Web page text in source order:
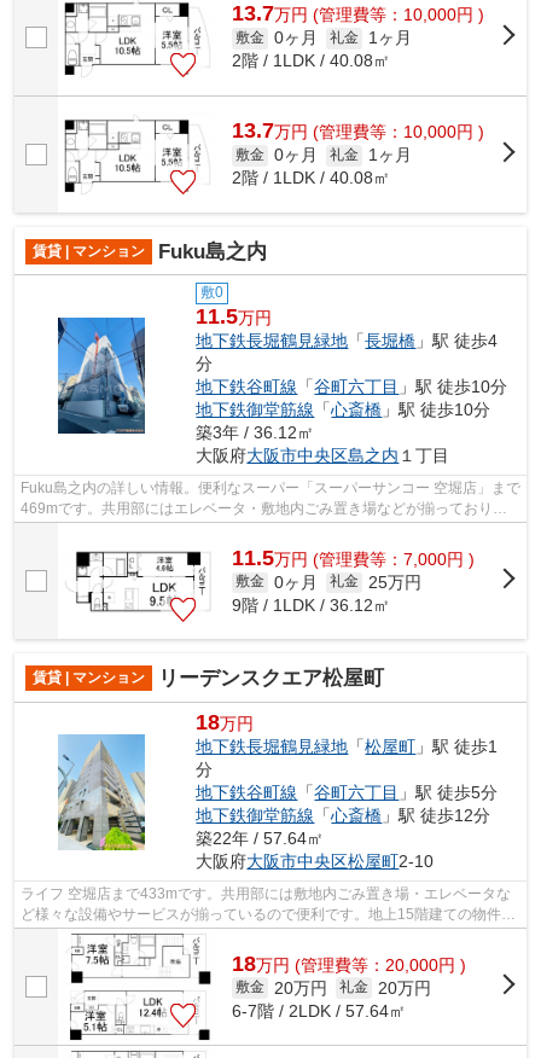
13.7万円 (管理費等：10,000円 )
敷金 0ヶ月 礼金
1ヶ月
2階 / 1LDK / 40.08㎡
13.7万円 (管理費等：10,000円 )
敷金 0ヶ月 礼金
1ヶ月
2階 / 1LDK / 40.08㎡
賃貸 | マンション Fuku島之内
敷0
11.5万円
地下鉄長堀鶴見緑地 「長堀橋 」駅 徒歩4
分
地下鉄谷町線 「谷町六丁目 」駅 徒歩10分
地下鉄御堂筋線 「心斎橋 」駅 徒歩10分
築3年 / 36.12㎡
大阪府大阪市中央区島之内 １丁目
Fuku島之内の詳しい情報。便利なスーパー「スーパーサンコー 空堀店」まで
469mです。共用部にはエレベータ・敷地内ごみ置き場などが揃っており、
11.5万円 (管理費等：7,000円 )
敷金 0ヶ月 礼金
25万円
9階 / 1LDK / 36.12㎡
賃貸 | マンション リーデンスクエア松屋町
18万円
地下鉄長堀鶴見緑地 「松屋町 」駅 徒歩1
分
地下鉄谷町線 「谷町六丁目 」駅 徒歩5分
地下鉄御堂筋線 「心斎橋 」駅 徒歩12分
築22年 / 57.64㎡
大阪府大阪市中央区松屋町2-10
ライフ 空堀店まで433mです。共用部には敷地内ごみ置き場・エレベータな
ど様々な設備やサービスが揃っているので便利です。地上15階建ての物件で
ございます。駅まで歩いてアクセスでき...
18万円 (管理費等：20,000円 )
敷金 20万円 礼金
20万円
6-7階 / 2LDK / 57.64㎡